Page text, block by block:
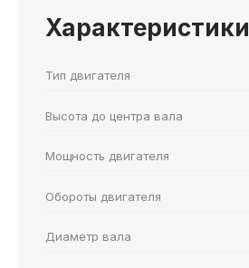
Характеристики
Тип двигателя
Высота до центра вала
Мощность двигателя
Обороты двигателя
Диаметр вала